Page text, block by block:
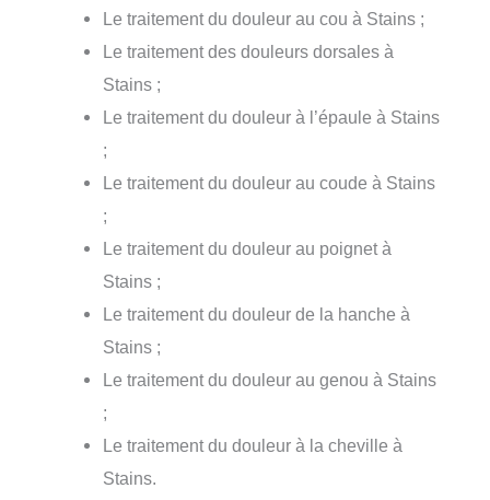
Le traitement du douleur au cou à Stains ;
Le traitement des douleurs dorsales à
Stains ;
Le traitement du douleur à l’épaule à Stains
;
Le traitement du douleur au coude à Stains
;
Le traitement du douleur au poignet à
Stains ;
Le traitement du douleur de la hanche à
Stains ;
Le traitement du douleur au genou à Stains
;
Le traitement du douleur à la cheville à
Stains.